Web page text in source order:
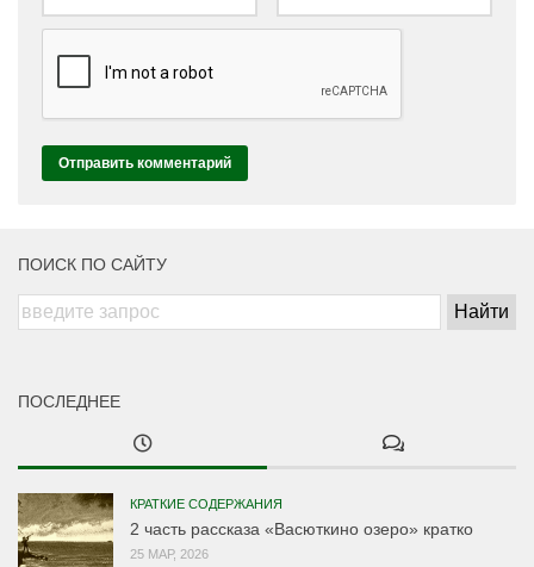
ПОИСК ПО САЙТУ
ПОСЛЕДНЕЕ
КРАТКИЕ СОДЕРЖАНИЯ
2 часть рассказа «Васюткино озеро» кратко
25 МАР, 2026